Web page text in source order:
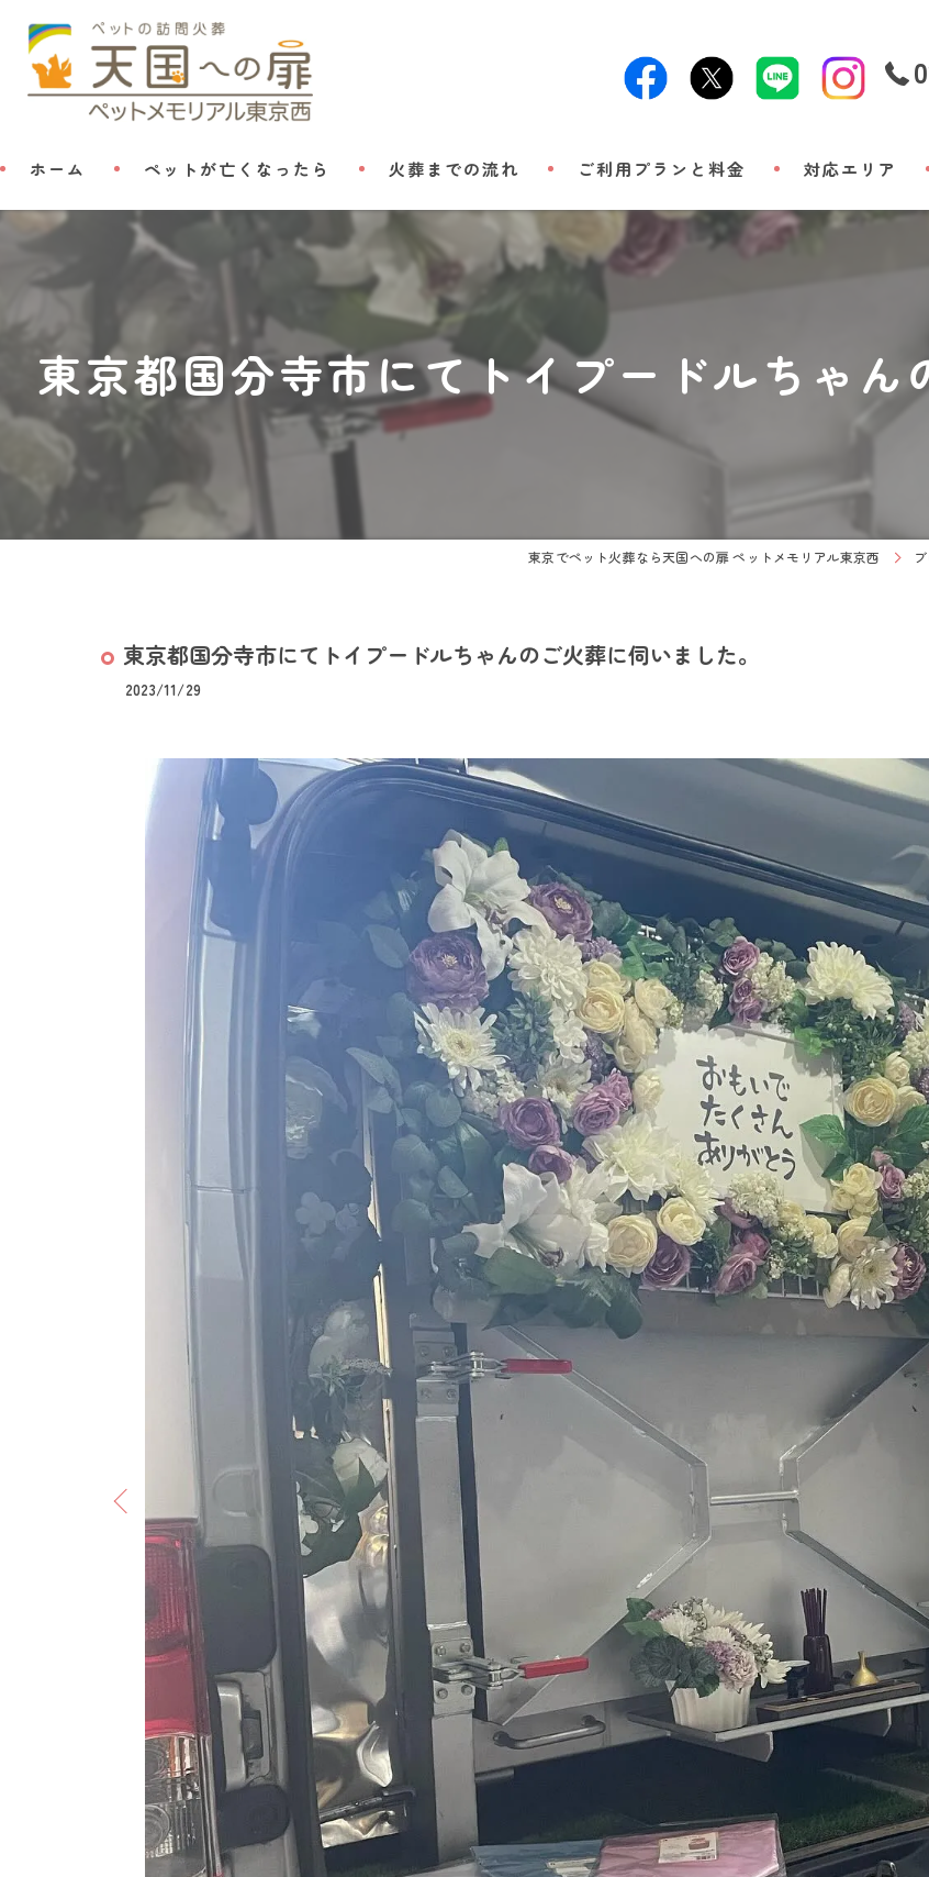
ホーム ペットが亡くなったら 火葬までの流れ ご利用プランと料金 対応エリア
東京都国分寺市にてトイプードルちゃん
東京でペット火葬なら天国への扉 ペットメモリアル東京西
東京都国分寺市にてトイプードルちゃんのご火葬に伺いました。
2023/11/29